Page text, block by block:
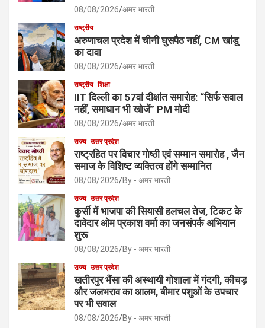
08/08/2026 अमर भारती
राष्ट्रीय
अरुणाचल प्रदेश में चीनी घुसपैठ नहीं, CM खांडू
का दावा
08/08/2026 अमर भारती
राष्ट्रीय शिक्षा
IIT दिल्ली का 57वां दीक्षांत समारोह: “सिर्फ सवाल
नहीं, समाधान भी खोजें” PM मोदी
08/08/2026 अमर भारती
राज्य उत्तर प्रदेश
राष्ट्रहित पर विचार गोष्ठी एवं सम्मान समारोह , जैन
समाज के विशिष्ट व्यक्तित्व होंगे सम्मानित
08/08/2026 By - अमर भारती
राज्य उत्तर प्रदेश
कुर्सी में भाजपा की सियासी हलचल तेज, टिकट के
दावेदार ओम प्रकाश वर्मा का जनसंपर्क अभियान
शुरू
08/08/2026 By - अमर भारती
राज्य उत्तर प्रदेश
खतीरपुर भैंसा की अस्थायी गोशाला में गंदगी, कीचड़
और जलभराव का आलम, बीमार पशुओं के उपचार
पर भी सवाल
08/08/2026 By - अमर भारती